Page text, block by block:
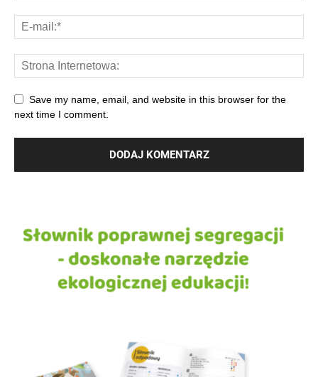
Save my name, email, and website in this browser for the
next time I comment.